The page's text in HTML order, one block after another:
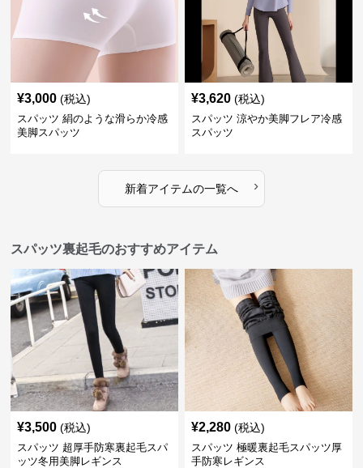
¥3,000 (税込)
スパッツ 絹のような滑らか冷感
美脚スパッツ
¥3,620 (税込)
スパッツ 涼やか美脚フレア冷感
スパッツ
新着アイテムの一覧へ ›
スパッツ裏起毛のおすすめアイテム
¥3,500 (税込)
スパッツ 超厚手防寒裏起毛スパ
ッツ冬用美脚レギンス
¥2,280 (税込)
スパッツ 極暖裏起毛スパッツ厚
手防寒レギンス